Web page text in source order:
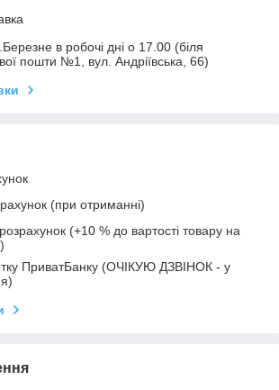
в робочі дні о 17.00 (біля
пошти №1, вул. Андріївська, 66)
(при отриманні)
розрахунок (+10 % до вартості товару на
ПриватБанку (ОЧІКУЮ ДЗВІНОК - у